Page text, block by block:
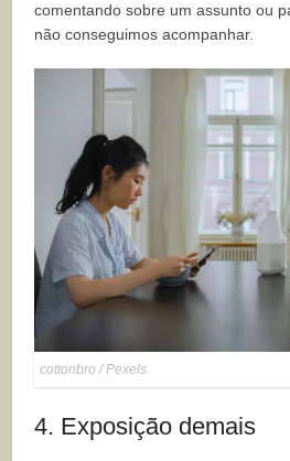
comentando sobre um assunto ou
não conseguimos acompanhar.
cottonbro / Pexels
4. Exposição demais